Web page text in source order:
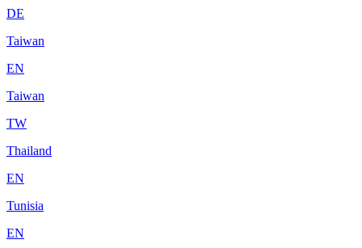
DE
Taiwan
EN
Taiwan
TW
Thailand
EN
Tunisia
EN